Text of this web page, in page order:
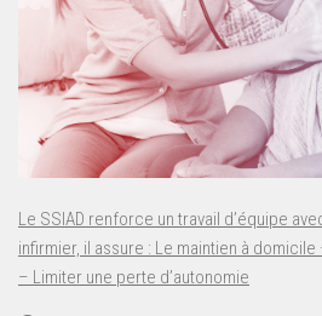
Le SSIAD renforce un travail d’équipe
infirmier, il assure : Le maintien à
– Limiter une perte d’autonomie